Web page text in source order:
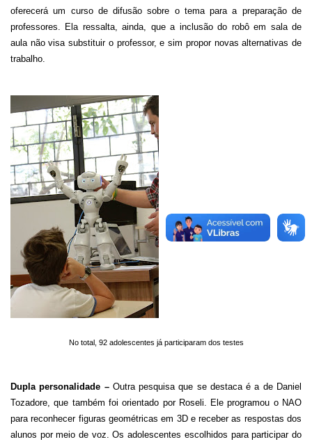
oferecerá um curso de difusão sobre o tema para a preparação de
professores. Ela ressalta, ainda, que a inclusão do robô em sala de
aula não visa substituir o professor, e sim propor novas alternativas de
trabalho.
No total, 92 adolescentes já participaram dos testes
Dupla personalidade – Outra pesquisa que se destaca é a de Daniel
Tozadore, que também foi orientado por Roseli. Ele programou o NAO
para reconhecer figuras geométricas em 3D e receber as respostas dos
alunos por meio de voz. Os adolescentes escolhidos para participar do